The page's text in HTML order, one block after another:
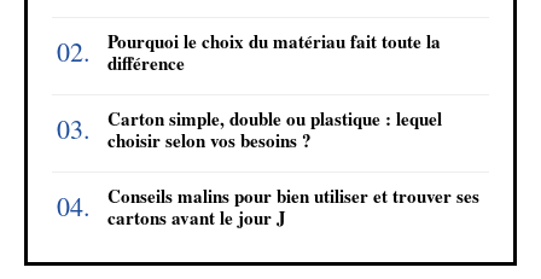
Pourquoi le choix du matériau fait toute la
différence
Carton simple, double ou plastique : lequel
choisir selon vos besoins ?
Conseils malins pour bien utiliser et trouver ses
cartons avant le jour J